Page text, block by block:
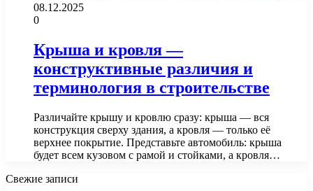
08.12.2025
0
Крыша и кровля —
конструктивные различия и
терминология в строительстве
Различайте крышу и кровлю сразу: крыша — вся
конструкция сверху здания, а кровля — только её
верхнее покрытие. Представьте автомобиль: крыша
будет всем кузовом с рамой и стойками, а кровля…
Свежие записи